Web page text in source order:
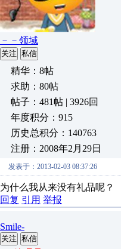
－－领域
关注 私信
精华：8帖
求助：80帖
帖子：481帖 | 3926回
年度积分：915
历史总积分：140763
注册：2008年2月29日
发表于：2013-02-03 08:37:26
为什么我从来没有礼品呢？
回复 引用 举报
Smile-
关注 私信